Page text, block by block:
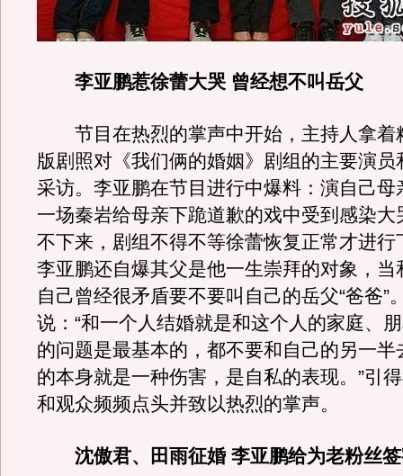
李亚鹏惹徐蕾大哭 曾经想不叫岳父
节目在热烈的掌声中开始，主持人拿着
版剧照对《我们俩的婚姻》剧组的主要演员
采访。李亚鹏在节目进行中爆料：演自己母
一场秦岩给母亲下跪道歉的戏中受到感染大
不下来，剧组不得不等徐蕾恢复正常才进行
李亚鹏还自爆其父是他一生崇拜的对象，当
自己曾经很矛盾要不要叫自己的岳父“爸爸”
说：“和一个人结婚就是和这个人的家庭、
的问题是最基本的，都不要和自己的另一半
的本身就是一种伤害，是自私的表现。”引
和观众频频点头并致以热烈的掌声。
沈傲君、田雨征婚 李亚鹏给为老粉丝